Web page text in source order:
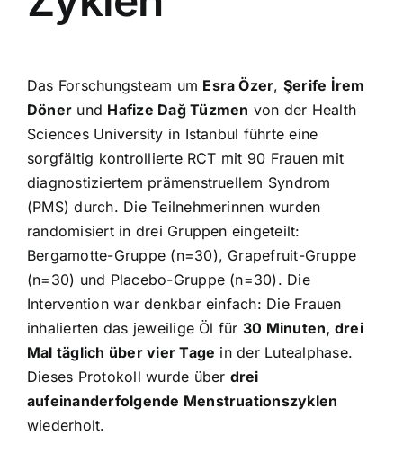
Das Forschungsteam um Esra Özer, Şerife İrem
Döner und Hafize Dağ Tüzmen von der Health
Sciences University in Istanbul führte eine
sorgfältig kontrollierte RCT mit 90 Frauen mit
diagnostiziertem prämenstruellem Syndrom
(PMS) durch. Die Teilnehmerinnen wurden
randomisiert in drei Gruppen eingeteilt:
Bergamotte-Gruppe (n=30), Grapefruit-Gruppe
(n=30) und Placebo-Gruppe (n=30). Die
Intervention war denkbar einfach: Die Frauen
inhalierten das jeweilige Öl für 30 Minuten, drei
Mal täglich über vier Tage in der Lutealphase.
Dieses Protokoll wurde über drei
aufeinanderfolgende Menstruationszyklen
wiederholt.